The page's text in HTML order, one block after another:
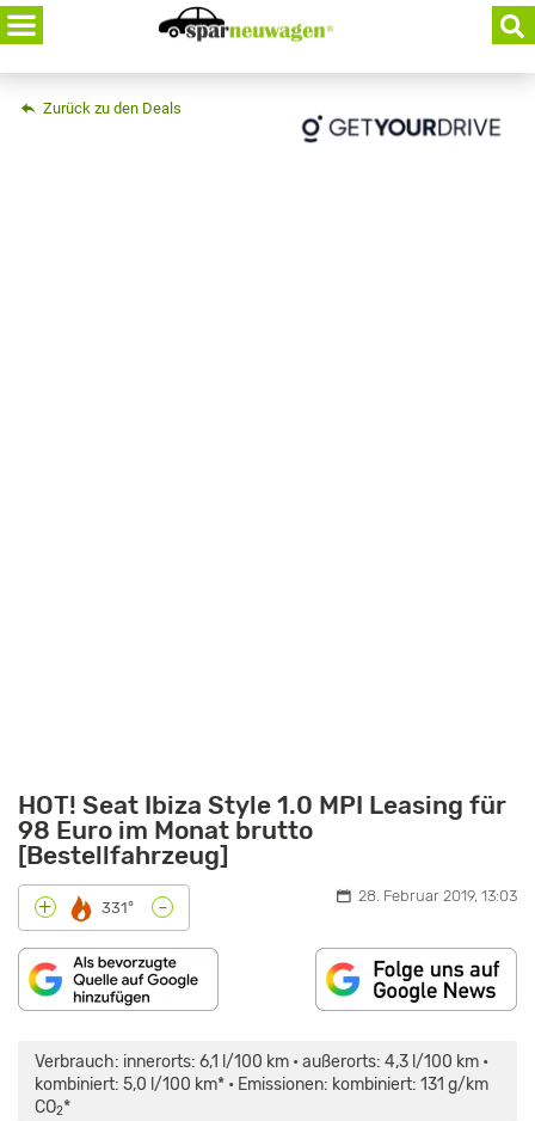
Skip
to
content
Zurück zu den Deals
HOT! Seat Ibiza Style 1.0 MPI Leasing für
98 Euro im Monat brutto
[Bestellfahrzeug]
+ 331° - 28. Februar 2019, 13:03
Verbrauch: innerorts: 6,1 l/100 km • außerorts: 4,3 l/100 km •
kombiniert: 5,0 l/100 km* • Emissionen: kombiniert: 131 g/km
CO2*
IBIZA
TSI
(115
PS)